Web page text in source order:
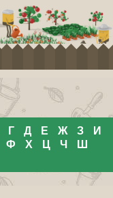
Г Д Е Ж З
И
Ф Х Ц Ч
Ш